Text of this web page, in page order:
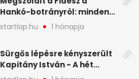
A hét legfontosabb hírei
képekben
Hankó-botrányról: minden
forint jó helyre ment - A hét
legfontosabb hírei
startlap.hu 1 hónapja
Sürgős lépésre kényszerült
Kapitány István - A hét
legfontosabb hírei